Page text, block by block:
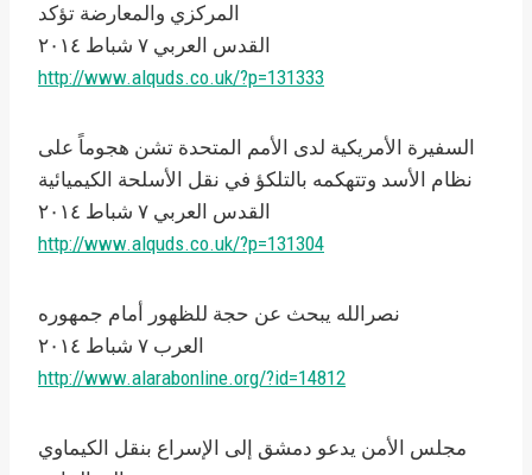
المركزي والمعارضة تؤكد
http://www.alquds.co.uk/?p=131333
السفيرة الأمريكية لدى الأمم المتحدة تشن هجوماً على
القدس العربي ٧ شباط ٢۰۱٤
http://www.alquds.co.uk/?p=131304
نصرالله يبحث عن حجة للظهور أمام جمهوره
العرب ٧ شباط ٢۰۱٤
http://www.alarabonline.org/?id=14812
مجلس الأمن يدعو دمشق إلى الإسراع بنقل الكيماوي